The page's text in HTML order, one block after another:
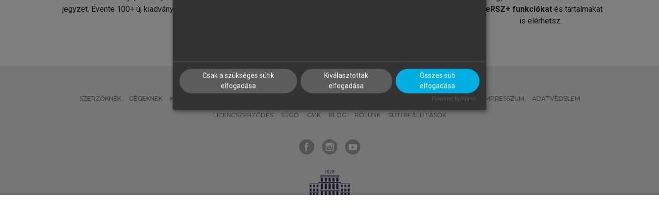
jegyzet. Évente 100+ új kiadvány.
MeRSZ+ funkciókat és tartalmakat
is elérhetsz.
SZERZŐKNEK CÉGEKNEK KÖNYVTÁROSOKNAK MI – ÁLTALÁNOS IRÁNYELVEK IMPRESSZUM ADATVÉDELEM
LICENCSZERZŐDÉS SÚGÓ GYIK BLOG RÓLUNK SÜTI BEÁLLÍTÁSOK
Csak a szükséges sütik
elfogadása
Kiválasztottak
elfogadása
Összes süti
elfogadása
Powered by Klaro!